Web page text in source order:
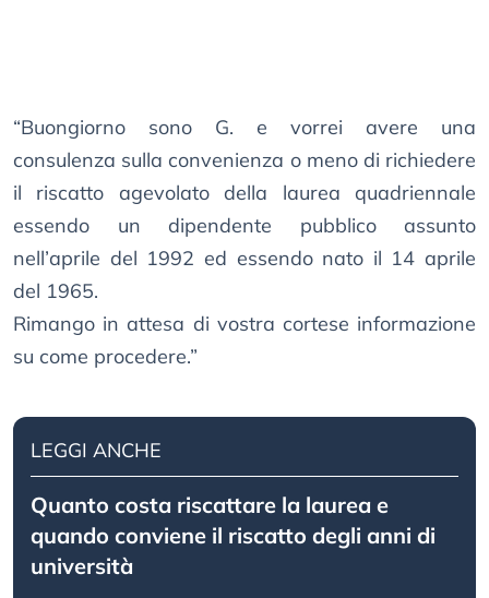
“Buongiorno sono G. e vorrei avere una
consulenza sulla convenienza o meno di richiedere
il riscatto agevolato della laurea quadriennale
essendo un dipendente pubblico assunto
nell’aprile del 1992 ed essendo nato il 14 aprile
del 1965.
Rimango in attesa di vostra cortese informazione
su come procedere.”
LEGGI ANCHE
Quanto costa riscattare la laurea e
quando conviene il riscatto degli anni di
università